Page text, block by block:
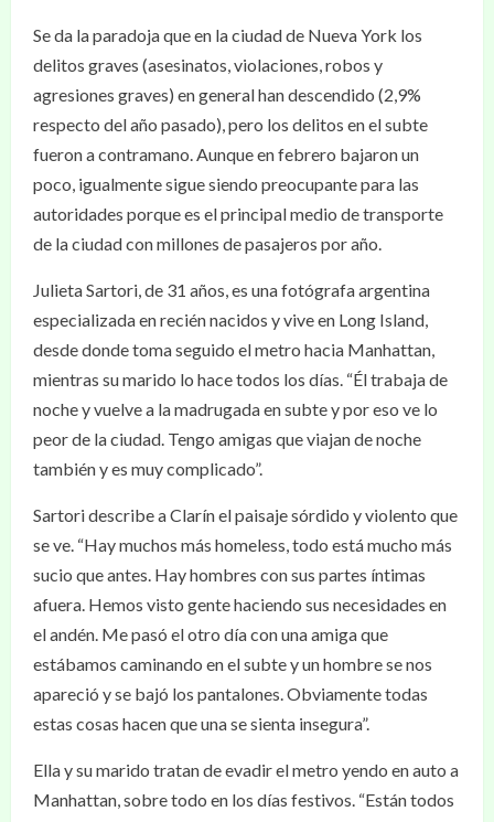
Se da la paradoja que en la ciudad de Nueva York los
delitos graves (asesinatos, violaciones, robos y
agresiones graves) en general han descendido (2,9%
respecto del año pasado), pero los delitos en el subte
fueron a contramano. Aunque en febrero bajaron un
poco, igualmente sigue siendo preocupante para las
autoridades porque es el principal medio de transporte
de la ciudad con millones de pasajeros por año.
Julieta Sartori, de 31 años, es una fotógrafa argentina
especializada en recién nacidos y vive en Long Island,
desde donde toma seguido el metro hacia Manhattan,
mientras su marido lo hace todos los días. “Él trabaja de
noche y vuelve a la madrugada en subte y por eso ve lo
peor de la ciudad. Tengo amigas que viajan de noche
también y es muy complicado”.
Sartori describe a Clarín el paisaje sórdido y violento que
se ve. “Hay muchos más homeless, todo está mucho más
sucio que antes. Hay hombres con sus partes íntimas
afuera. Hemos visto gente haciendo sus necesidades en
el andén. Me pasó el otro día con una amiga que
estábamos caminando en el subte y un hombre se nos
apareció y se bajó los pantalones. Obviamente todas
estas cosas hacen que una se sienta insegura”.
Ella y su marido tratan de evadir el metro yendo en auto a
Manhattan, sobre todo en los días festivos. “Están todos